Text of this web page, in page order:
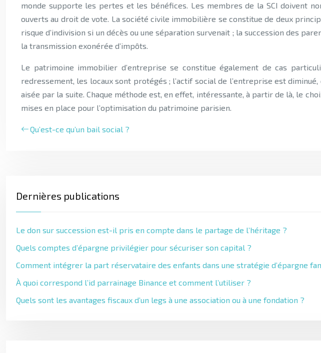
monde supporte les pertes et les bénéfices. Les membres de la SCI doivent
ouverts au droit de vote. La société civile immobilière se constitue de deux
risque d’indivision si un décès ou une séparation survenait ; la succession des
la transmission exonérée d’impôts.
Le patrimoine immobilier d’entreprise se constitue également de cas
redressement, les locaux sont protégés ; l’actif social de l’entreprise est
aisée par la suite. Chaque méthode est, en effet, intéressante, à partir de là, le
mises en place pour l’optimisation du patrimoine parisien.
Qu’est-ce qu’un bail social ?
Dernières publications
Le don sur succession est-il pris en compte dans le partage de l’héritage ?
Quels comptes d’épargne privilégier pour sécuriser son capital ?
Comment intégrer la part réservataire des enfants dans une stratégie d’épargne
À quoi correspond l’id parrainage Binance et comment l’utiliser ?
Quels sont les avantages fiscaux d’un legs à une association ou à une fondation ?